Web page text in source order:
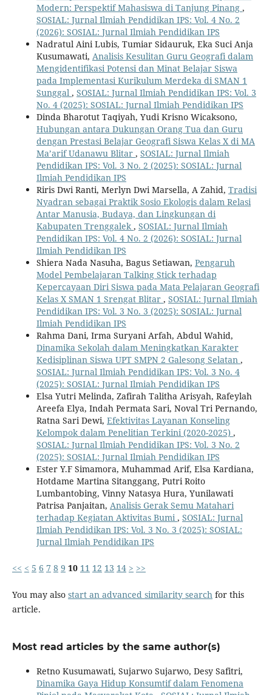
Modern: Perspektif Mahasiswa di Tanjung Pinang ,
SOSIAL: Jurnal Ilmiah Pendidikan IPS: Vol. 4 No. 2
(2026): SOSIAL: Jurnal Ilmiah Pendidikan IPS
Nadratul Aini Lubis, Tumiar Sidauruk, Eka Suci Anja
Kusumawati, Analisis Kesulitan Guru Geografi dalam
Mengidentifikasi Potensi dan Minat Belajar Siswa
pada Implementasi Kurikulum Merdeka di SMAN 1
Sunggal , SOSIAL: Jurnal Ilmiah Pendidikan IPS: Vol. 3
No. 4 (2025): SOSIAL: Jurnal Ilmiah Pendidikan IPS
Dinda Bharotut Taqiyah, Yudi Krisno Wicaksono,
Hubungan antara Dukungan Orang Tua dan Guru
dengan Prestasi Belajar Geografi Siswa Kelas X di MA
Ma’arif Udanawu Blitar , SOSIAL: Jurnal Ilmiah
Pendidikan IPS: Vol. 3 No. 2 (2025): SOSIAL: Jurnal
Ilmiah Pendidikan IPS
Riris Dwi Ranti, Merlyn Dwi Marsella, A Zahid, Tradisi
Nyadran sebagai Praktik Sosio Ekologis dalam Relasi
Antar Manusia, Budaya, dan Lingkungan di
Kabupaten Trenggalek , SOSIAL: Jurnal Ilmiah
Pendidikan IPS: Vol. 4 No. 2 (2026): SOSIAL: Jurnal
Ilmiah Pendidikan IPS
Shiera Nada Nasuha, Bagus Setiawan, Pengaruh
Model Pembelajaran Talking Stick terhadap
Kepercayaan Diri Siswa pada Mata Pelajaran Geografi
Kelas X SMAN 1 Srengat Blitar , SOSIAL: Jurnal Ilmiah
Pendidikan IPS: Vol. 3 No. 3 (2025): SOSIAL: Jurnal
Ilmiah Pendidikan IPS
Rahma Dani, Irma Suryani Arfah, Abdul Wahid,
Dinamika Sekolah dalam Meningkatkan Karakter
Kedisiplinan Siswa UPT SMPN 2 Galesong Selatan ,
SOSIAL: Jurnal Ilmiah Pendidikan IPS: Vol. 3 No. 4
(2025): SOSIAL: Jurnal Ilmiah Pendidikan IPS
Elsa Yutri Melinda, Zafirah Talitha Arisyah, Rafeylah
Areefa Elya, Indah Permata Sari, Noval Tri Pernando,
Ratna Sari Dewi, Efektivitas Layanan Konseling
Kelompok dalam Penelitian Terkini (2020-2025) ,
SOSIAL: Jurnal Ilmiah Pendidikan IPS: Vol. 3 No. 2
(2025): SOSIAL: Jurnal Ilmiah Pendidikan IPS
Ester Y.F Simamora, Muhammad Arif, Elsa Kardiana,
Hotdame Martina Sitanggang, Putri Roito
Lumbantobing, Vinny Natasya Hura, Yunilawati
Patrisa Panjaitan, Analisis Gerak Semu Matahari
terhadap Kegiatan Aktivitas Bumi, SOSIAL: Jurnal
Ilmiah Pendidikan IPS: Vol. 3 No. 3 (2025): SOSIAL:
Jurnal Ilmiah Pendidikan IPS
<< < 5 6 7 8 9 10 11 12 13 14 > >>
You may also start an advanced similarity search for this
article.
Most read articles by the same author(s)
Retno Kusumawati, Sujarwo Sujarwo, Desy Safitri,
Dinamika Gaya Hidup Konsumtif dalam Fenomena